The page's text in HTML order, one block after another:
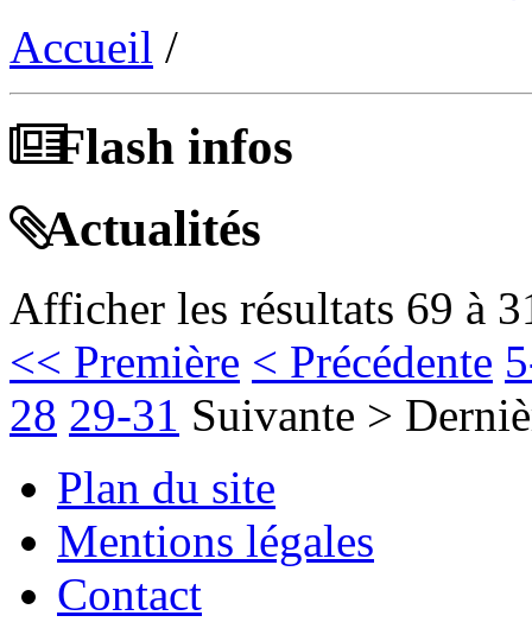
Accueil /
Flash infos
Actualités
Afficher les résultats 69 à
<< Première < Précédente
28 29-31 Suivante >
Plan du site
Mentions légales
Contact